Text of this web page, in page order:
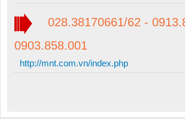
028.38170661/62 -
0903.858.001
http://mnt.com.vn/index.php